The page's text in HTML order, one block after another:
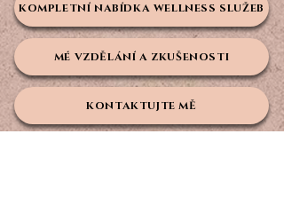
KOMPLETNÍ NABÍDKA WELLNESS SLUŽEB
MÉ VZDĚLÁNÍ A ZKUŠENOSTI
KONTAKTUJTE MĚ